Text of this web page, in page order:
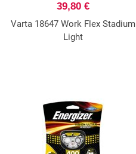
39,80 €
Varta 18647 Work Flex Stadium
Light